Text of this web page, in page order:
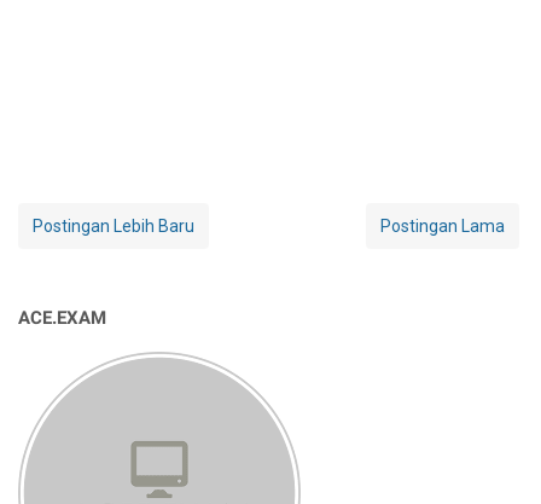
Postingan Lebih Baru Postingan Lama
ACE.EXAM